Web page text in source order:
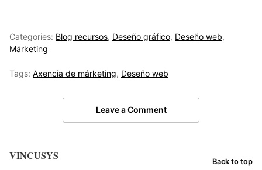
Categories: Blog recursos, Deseño gráfico, Deseño web,
Márketing
Tags: Axencia de márketing, Deseño web
Leave a Comment
VINCUSYS Back to top